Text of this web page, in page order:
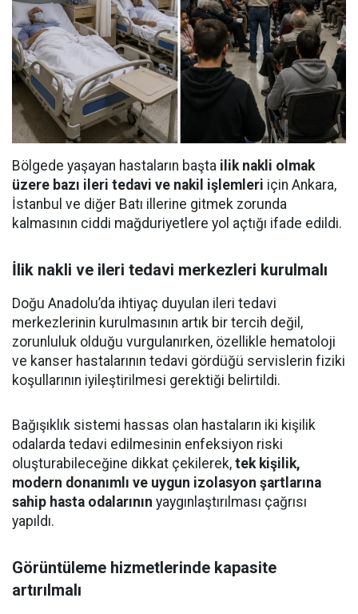
Bölgede yaşayan hastaların başta ilik nakli olmak
üzere bazı ileri tedavi ve nakil işlemleri için Ankara,
İstanbul ve diğer Batı illerine gitmek zorunda
kalmasının ciddi mağduriyetlere yol açtığı ifade edildi.
İlik nakli ve ileri tedavi merkezleri kurulmalı
Doğu Anadolu’da ihtiyaç duyulan ileri tedavi
merkezlerinin kurulmasının artık bir tercih değil,
zorunluluk olduğu vurgulanırken, özellikle hematoloji
ve kanser hastalarının tedavi gördüğü servislerin fiziki
koşullarının iyileştirilmesi gerektiği belirtildi.
Bağışıklık sistemi hassas olan hastaların iki kişilik
odalarda tedavi edilmesinin enfeksiyon riski
oluşturabileceğine dikkat çekilerek, tek kişilik,
modern donanımlı ve uygun izolasyon şartlarına
sahip hasta odalarının yaygınlaştırılması çağrısı
yapıldı.
Görüntüleme hizmetlerinde kapasite
artırılmalı